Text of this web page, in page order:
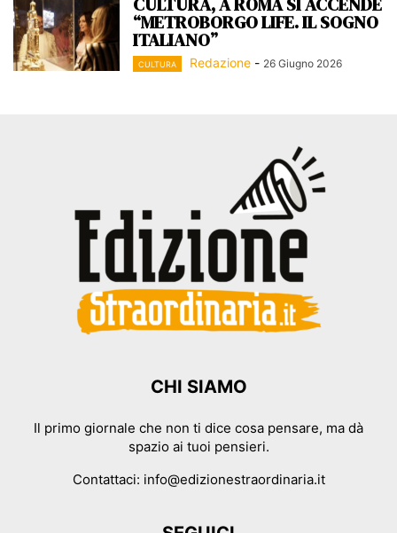
“METROBORGO LIFE. IL SOGNO
ITALIANO”
CULTURA Redazione - 26 Giugno 2026
CHI SIAMO
Il primo giornale che non ti dice cosa pensare, ma dà
spazio ai tuoi pensieri.
Contattaci: info@edizionestraordinaria.it